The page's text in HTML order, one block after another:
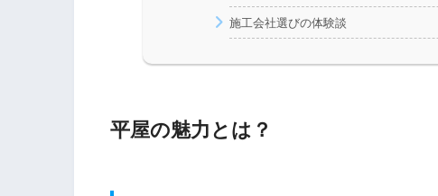
施工会社選びの体験談
平屋の魅力とは？